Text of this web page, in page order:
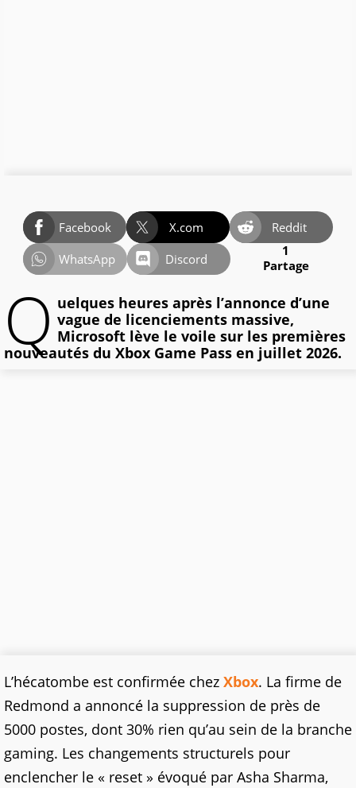
Facebook X.com
Reddit
WhatsApp
Discord
1
Partage
Q uelques heures après l’annonce d’une
vague de licenciements massive,
Microsoft lève le voile sur les premières
nouveautés du Xbox Game Pass en juillet 2026.
L’hécatombe est confirmée chez Xbox. La firme de
Redmond a annoncé la suppression de près de
5000 postes, dont 30% rien qu’au sein de la branche
gaming. Les changements structurels pour
enclencher le « reset » évoqué par Asha Sharma,